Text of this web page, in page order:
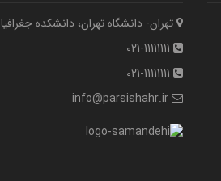
تهران- دانشگاه تهران، دانشکده جغرافیا